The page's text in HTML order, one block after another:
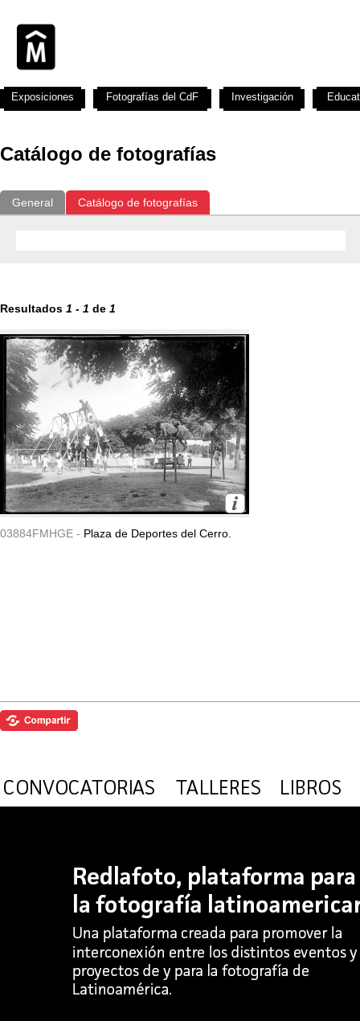
Catálogo de fotografías
General Catálogo de fotografías
Resultados 1 - 1 de 1
03884FMHGE - Plaza de Deportes del Cerro.
Exposiciones Fotografías del CdF Investigación